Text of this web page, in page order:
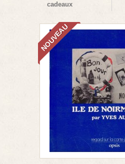
cadeaux
NOUVEAU